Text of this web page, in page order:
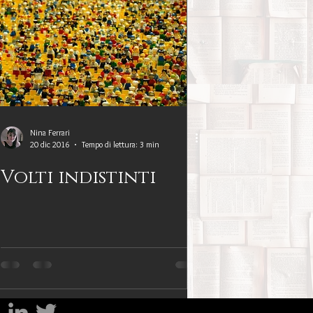
Benessere
Filosofia
Percorsi del lutto
Nina Ferrari
20 dic 2016
Tempo di lettura: 3 min
Volti indistinti